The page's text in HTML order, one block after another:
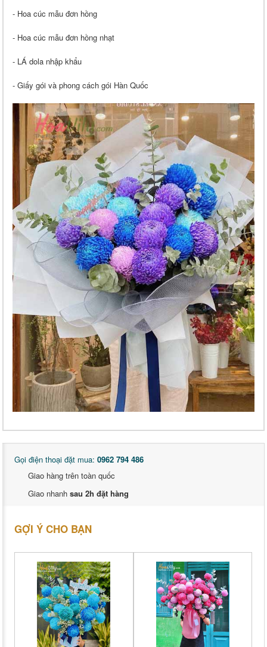
- Hoa cúc mẫu đơn hồng
- Hoa cúc mẫu đơn hồng nhạt
- LÁ dola nhập khẩu
- Giấy gói và phong cách gói Hàn Quốc
Gọi điện thoại đặt mua: 0962 794 486
Giao hàng trên toàn quốc
Giao nhanh sau 2h đặt hàng
GỢI Ý CHO BẠN